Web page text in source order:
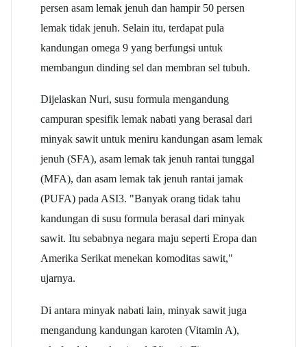
persen asam lemak jenuh dan hampir 50 persen
lemak tidak jenuh. Selain itu, terdapat pula
kandungan omega 9 yang berfungsi untuk
membangun dinding sel dan membran sel tubuh.
Dijelaskan Nuri, susu formula mengandung
campuran spesifik lemak nabati yang berasal dari
minyak sawit untuk meniru kandungan asam lemak
jenuh (SFA), asam lemak tak jenuh rantai tunggal
(MFA), dan asam lemak tak jenuh rantai jamak
(PUFA) pada ASI3. "Banyak orang tidak tahu
kandungan di susu formula berasal dari minyak
sawit. Itu sebabnya negara maju seperti Eropa dan
Amerika Serikat menekan komoditas sawit,"
ujarnya.
Di antara minyak nabati lain, minyak sawit juga
mengandung kandungan karoten (Vitamin A),